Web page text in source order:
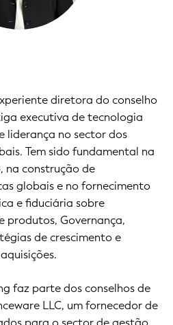
diretora do conselho
executiva de tecnologia
liderança no sector dos
Tem sido fundamental na
na construção de
globais e no fornecimento
e fiduciária sobre
produtos, Governança,
de crescimento e
faz parte dos conselhos de
LLC, um fornecedor de